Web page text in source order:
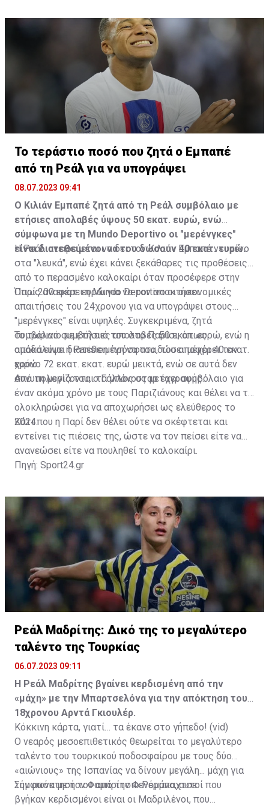
ήταν επίσης πολύ σεβαστός και αγαπητός και όπου
πέρασε τις τελευταίες του μέρες.
Το τεράστιο ποσό που ζητά ο Εμπαπέ
από τη Ρεάλ για να υπογράψει
08.07.2023 09:41
Ο Κιλιάν Εμπαπέ ζητά από τη Ρεάλ συμβόλαιο με
ετήσιες απολαβές ύψους 50 εκατ. ευρώ, ενώ
σύμφωνα με τη Mundo Deportivo οι "μερένγκες"
είναι διατεθειμένοι να του δώσουν 40 εκατ. ευρώ.
Η Ρεάλ ονειρεύεται να δει τον Κιλιάν Εμπαπέ ντυμένο
στα "λευκά", ενώ έχει κάνει ξεκάθαρες τις προθέσεις
από το περασμένο καλοκαίρι όταν προσέφερε στην
Παρί 200 εκατ. ευρώ για να τον αποκτήσει.
Όπως αναφέρει η Mundo Deportivo οι οικονομικές
απαιτήσεις του 24χρονου για να υπογράψει στους
"μερένγκες" είναι υψηλές. Συγκεκριμένα, ζητά
συμβόλαιο με ετήσιες απολαβές 50 εκατ. ευρώ, ενώ η
ομάδα είναι διατεθειμένη να του δώσει μέχρι 40 εκατ.
ευρώ.
Το τωρινό συμβόλαιό του στο Παρίσι, όπως
αποκάλυψε η Parisien πρόσφατα, του αποφέρει τον
χρόνο 72 εκατ. εκατ. ευρώ μεικτά, ενώ σε αυτά δεν
συνυπολογίζονται τα μπόνους μεταγραφής.
Από τη μεριά του, ο Γάλλος σταρ έχει συμβόλαιο για
έναν ακόμα χρόνο με τους Παριζιάνους και θέλει να το
ολοκληρώσει για να αποχωρήσει ως ελεύθερος το
2024.
Κάτι που η Παρί δεν θέλει ούτε να σκέφτεται και
εντείνει τις πιέσεις της, ώστε να τον πείσει είτε να
ανανεώσει είτε να πουληθεί το καλοκαίρι.
Πηγή: Sport24.gr
Ρεάλ Μαδρίτης: Δικό της το μεγαλύτερο
ταλέντο της Τουρκίας
06.07.2023 09:11
H Ρεάλ Μαδρίτης βγαίνει κερδισμένη από την
«μάχη» με την Μπαρτσελόνα για την απόκτηση του
18χρονου Αρντά Γκιουλέρ.
Κόκκινη κάρτα, γιατί… τα έκανε στο γήπεδο! (vid)
Ο νεαρός μεσοεπιθετικός θεωρείται το μεγαλύτερο
ταλέντο του τουρκικού ποδοσφαίρου με τους δύο
«αιώνιους» της Ισπανίας να δίνουν μεγάλη... μάχη για
την απόκτησή του από την Φενέρμπαχτσε.
Σύμφωνα με τον Φαμπρίτσιο Ρομάνο, αυτοί που
βγήκαν κερδισμένοι είναι οι Μαδριλένοι, που